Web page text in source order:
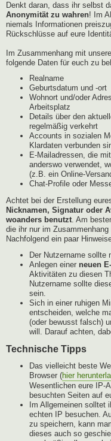
Denkt daran, dass ihr selbst
Anonymität zu wahren! Im
niemals Informationen
Rückschlüsse auf eure
Im Zusammenhang mit
folgende Daten für euch zu
Realname
Geburtsdatum und -ort
Wohnort und/oder
Arbeitsplatz
Details über den
regelmäßig verkehrt
Accounts in sozialen
Klardaten verbunden
E-Mailadressen, die
anderswo verwendet,
(z.B. ein Online-
Chat-Profile oder
Achtet bei der Erstellung
Nicknamen, Signatur oder
woanders benutzt. Am
die ihr nur im
Nachfolgend ein paar
Der Nutzername sollte
Anlegen einer neuen
Aktivitäten zu diesen
Nutzername sollte
sein.
Sich in einer ruhigen
entscheiden, welche
(oder bewusst falsch)
will. Darauf achten,
Technische Tipps
Das vielleicht beste
Browser (hier
Wesentlichen eure IP-
besuchten Seiten auf
Im Allgemeinen solltet
echten IP besuchen.
zu speichern, kann
dieses auch so